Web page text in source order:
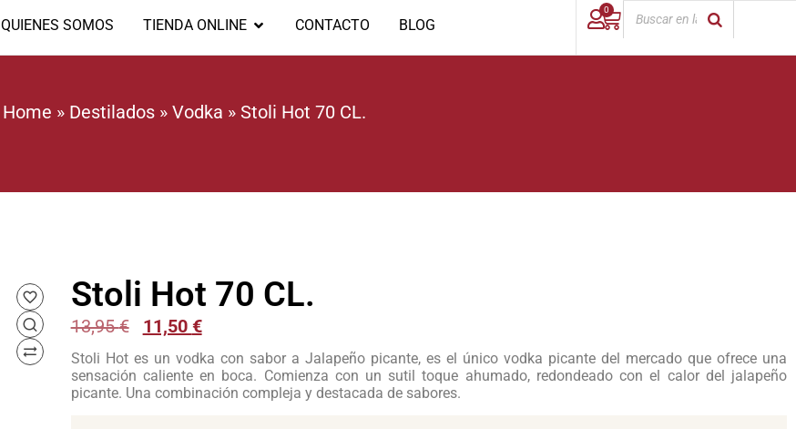
QUIENES SOMOS TIENDA ONLINE CONTACTO BLOG
0
Home » Destilados» Vodka » Stoli Hot 70 CL.
Stoli Hot 70 CL.
13,95€ 11,50 €
Stoli Hot es un vodka con sabor a Jalapeño picante, es el único vodka picante del mercado que ofrece una
sensación caliente en boca. Comienza con un sutil toque ahumado, redondeado con el calor del jalapeño
picante. Una combinación compleja y destacada de sabores.